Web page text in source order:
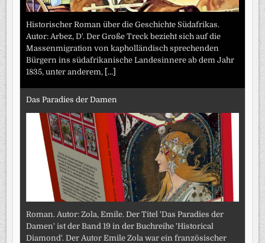
Historischer Roman über die Geschichte Südafrikas.
Autor: Arbez, D'. Der Große Treck bezieht sich auf die
Massenmigration von kapholländisch sprechenden
Bürgern ins südafrikanische Landesinnere ab dem Jahr
1835, unter anderem, [...]
Das Paradies der Damen
Roman. Autor: Zola, Emile. Der Titel 'Das Paradies der
Damen' ist der Band 19 in der Buchreihe 'Historical
Diamond'. Der Autor Emile Zola war ein französischer